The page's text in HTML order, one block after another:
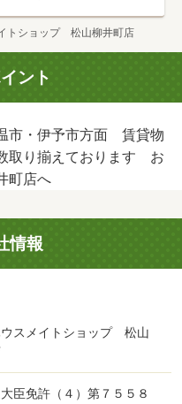
トショップ 松山柳井町店
ント
市・伊予市方面 賃貸物
取り揃えております お
町店へ
情報
ウスメイトショップ 松山
臣免許（４）第７５５８